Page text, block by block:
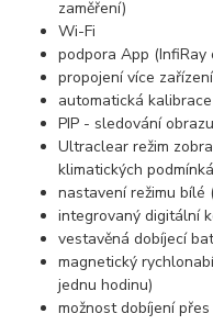
zaměření)
Wi-Fi
podpora App (InfiRay
propojení více
automatická kalibrace
PIP - sledování
Ultraclear režim
klimatických
nastavení režimu
integrovaný digitální
vestavěná dobíjecí
magnetický
jednu hodinu)
možnost dobíjení